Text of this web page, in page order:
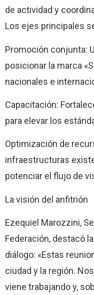
de actividad y
Los ejes principales
Promoción conjunta:
posicionar la marca
nacionales e
Capacitación:
para elevar los
Optimización de
infraestructuras
potenciar el flujo de
La visión del anfitrión
Ezequiel Marozzini,
Federación, destacó
diálogo: «Estas
ciudad y la región.
viene trabajando y,